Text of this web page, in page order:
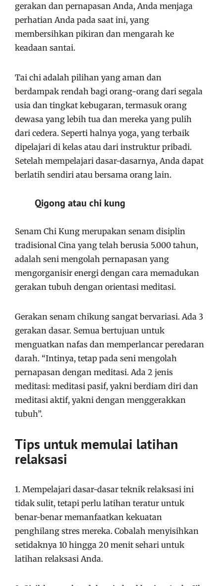
gerakan dan pernapasan Anda, Anda menjaga
perhatian Anda pada saat ini, yang
membersihkan pikiran dan mengarah ke
keadaan santai.
Tai chi adalah pilihan yang aman dan
berdampak rendah bagi orang-orang dari segala
usia dan tingkat kebugaran, termasuk orang
dewasa yang lebih tua dan mereka yang pulih
dari cedera. Seperti halnya yoga, yang terbaik
dipelajari di kelas atau dari instruktur pribadi.
Setelah mempelajari dasar-dasarnya, Anda dapat
berlatih sendiri atau bersama orang lain.
Qigong atau chi kung
Senam Chi Kung merupakan senam disiplin
tradisional Cina yang telah berusia 5.000 tahun,
adalah seni mengolah pernapasan yang
mengorganisir energi dengan cara memadukan
gerakan tubuh dengan orientasi meditasi.
Gerakan senam chikung sangat bervariasi. Ada 3
gerakan dasar. Semua bertujuan untuk
menguatkan nafas dan memperlancar peredaran
darah. “Intinya, tetap pada seni mengolah
pernapasan dengan meditasi. Ada 2 jenis
meditasi: meditasi pasif, yakni berdiam diri dan
meditasi aktif, yakni dengan menggerakkan
tubuh”.
Tips untuk memulai latihan
relaksasi
1. Mempelajari dasar-dasar teknik relaksasi ini
tidak sulit, tetapi perlu latihan teratur untuk
benar-benar memanfaatkan kekuatan
penghilang stres mereka. Cobalah menyisihkan
setidaknya 10 hingga 20 menit sehari untuk
latihan relaksasi Anda.